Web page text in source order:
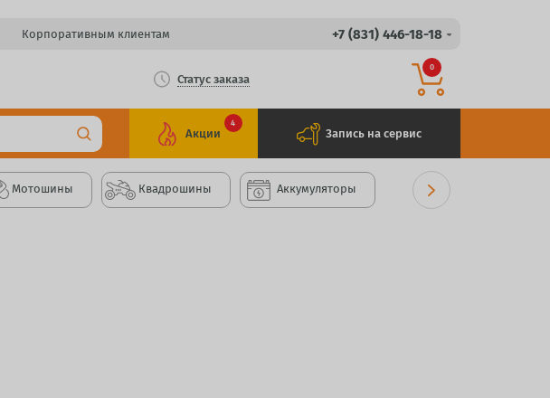
Корпоративным клиентам +7 (831) 446-18-18
Статус заказа
0
Акции
4
Запись на сервис
Мотошины Квадрошины Аккумуляторы